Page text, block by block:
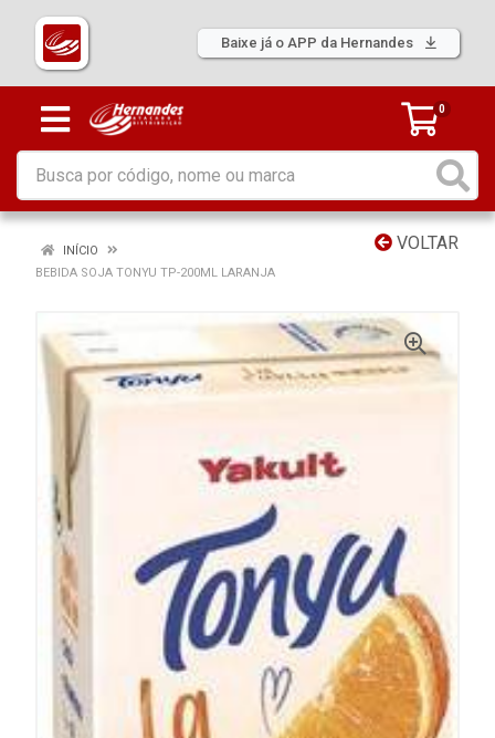
Baixe já o APP da Hernandes
0
VOLTAR
INÍCIO
BEBIDA SOJA TONYU TP-200ML LARANJA